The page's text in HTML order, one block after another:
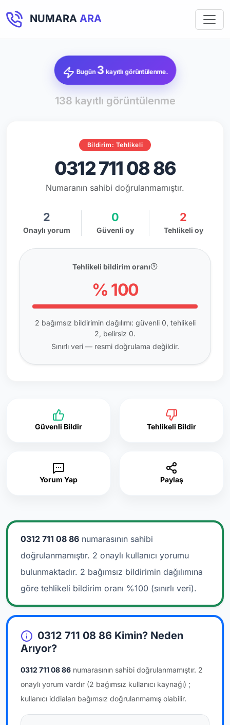
NUMARA ARA
Bugün 3kayıtlı görüntülenme.
138 kayıtlı görüntülenme
Bildirim: Tehlikeli
0312 711 08 86
Numaranın sahibi doğrulanmamıştır.
2
Onaylı yorum
0
Güvenli oy
2
Tehlikeli oy
Tehlikeli bildirim oranı
% 100
2 bağımsız bildirimin dağılımı: güvenli 0, tehlikeli
2, belirsiz 0.
Sınırlı veri — resmi doğrulama değildir.
Güvenli Bildir Tehlikeli Bildir
Yorum Yap Paylaş
0312 711 08 86 numarasının sahibi
doğrulanmamıştır. 2 onaylı kullanıcı yorumu
bulunmaktadır. 2 bağımsız bildirimin dağılımına
göre tehlikeli bildirim oranı %100 (sınırlı veri).
0312 711 08 86 Kimin? Neden
Arıyor?
0312 711 08 86 numarasının sahibi doğrulanmamıştır. 2
onaylı yorum vardır (2 bağımsız kullanıcı kaynağı) ;
kullanıcı iddiaları bağımsız doğrulanmamış olabilir.